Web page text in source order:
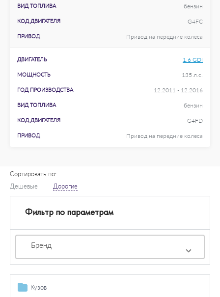
ВИД ТОПЛИВА бензин
КОД ДВИГАТЕЛЯ G4FC
ПРИВОД Привод на передние колеса
ДВИГАТЕЛЬ 1.6 GDI
МОЩНОСТЬ 135 л.с.
ГОД ПРОИЗВОДСТВА 12.2011 - 12.2016
ВИД ТОПЛИВА бензин
КОД ДВИГАТЕЛЯ G4FD
ПРИВОД Привод на передние колеса
Сортировать по:
Дешевые
Дорогие
Фильтр по параметрам
Бренд
Кузов